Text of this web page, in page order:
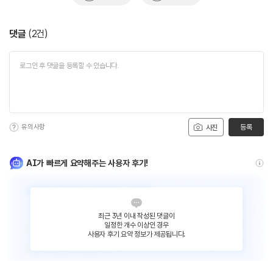
댓글 (2건)
사진
유의사항 등록
AI가 빠르게 요약해주는 사용자 후기!
최근 3년 이내 작성된 댓글이
일정한 개수 이상인 경우
사용자 후기 요약 정보가 제공됩니다.